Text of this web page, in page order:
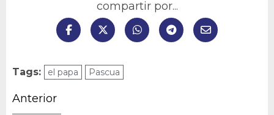
compartir por...
Tags: el papa Pascua
Navegación
Anterior